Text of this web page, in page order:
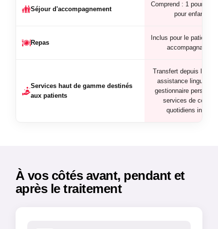
Séjour d'accompagnement
Comprend : 1 pour
pour enfant
Repas
Inclus pour le patient
accompagnateur
Services haut de gamme destinés
aux patients
Transfert depuis
assistance
gestionnaire
services de confort
quotidiens inclus
À vos côtés avant, pendant et
après le traitement